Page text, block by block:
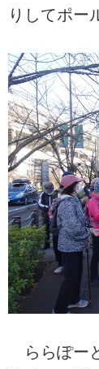
りしてポー
ららぽー